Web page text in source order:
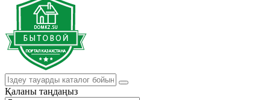
Қаланы таңдаңыз